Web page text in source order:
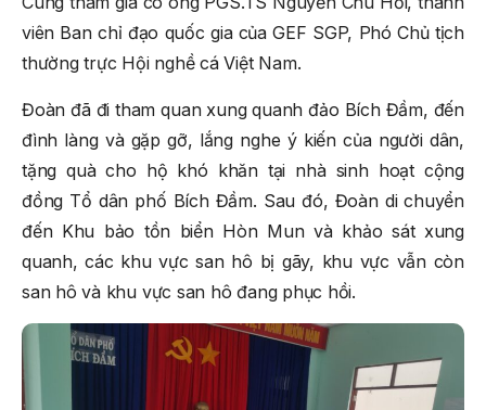
viên Ban chỉ đạo quốc gia của GEF SGP, Phó Chủ tịch
thường trực Hội nghề cá Việt Nam.
Đoàn đã đi tham quan xung quanh đảo Bích Đầm, đến
đình làng và gặp gỡ, lắng nghe ý kiến của người dân,
tặng quà cho hộ khó khăn tại nhà sinh hoạt cộng
đồng Tổ dân phố Bích Đầm. Sau đó, Đoàn di chuyển
đến Khu bảo tồn biển Hòn Mun và khảo sát xung
quanh, các khu vực san hô bị gãy, khu vực vẫn còn
san hô và khu vực san hô đang phục hồi.